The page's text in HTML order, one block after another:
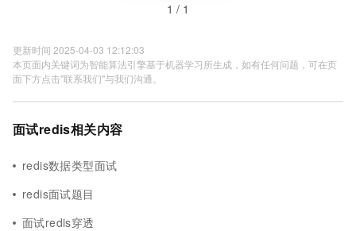
1 / 1
更新时间 2025-04-03 12:12:03
本页面内关键词为智能算法引擎基于机器学习所生成，如有任何问题，可在页
面下方点击"联系我们"与我们沟通。
面试redis相关内容
redis数据类型面试
redis面试题目
面试redis穿透